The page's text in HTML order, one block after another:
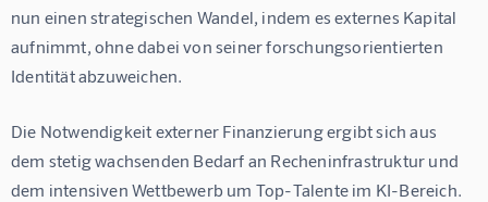
nun einen strategischen Wandel, indem es externes Kapital
aufnimmt, ohne dabei von seiner forschungsorientierten
Identität abzuweichen.
Die Notwendigkeit externer Finanzierung ergibt sich aus
dem stetig wachsenden Bedarf an Recheninfrastruktur und
dem intensiven Wettbewerb um Top-Talente im KI-Bereich.